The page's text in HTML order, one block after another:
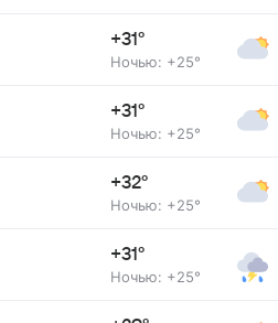
+31°
Ночью: +25°
+31°
Ночью: +25°
+32°
Ночью: +25°
+31°
Ночью: +25°